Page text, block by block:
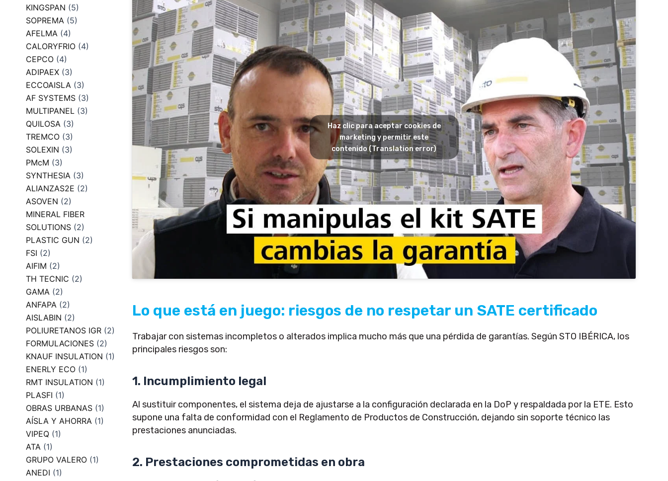
KINGSPAN (5)
SOPREMA (5)
AFELMA (4)
CALORYFRIO (4)
CEPCO (4)
ADIPAEX (3)
ECCOAISLA (3)
AF SYSTEMS (3)
MULTIPANEL (3)
QUILOSA (3)
TREMCO (3)
SOLEXIN (3)
PMcM (3)
SYNTHESIA (3)
ALIANZAS2E (2)
ASOVEN (2)
MINERAL FIBER
SOLUTIONS (2)
PLASTIC GUN (2)
FSI (2)
AIFIM (2)
TH TECNIC (2)
GAMA (2)
ANFAPA (2)
AISLABIN (2)
POLIURETANOS IGR (2)
FORMULACIONES (2)
KNAUF INSULATION (1)
ENERLY ECO (1)
RMT INSULATION (1)
PLASFI (1)
OBRAS URBANAS (1)
AÍSLA Y AHORRA (1)
VIPEQ (1)
ATA (1)
GRUPO VALERO (1)
ANEDI (1)
Haz clic para aceptar cookies de
marketing y permitir este
contenido (Translation error)
Lo que está en juego: riesgos de no respetar un SATE certificado
Trabajar con sistemas incompletos o alterados implica mucho más que una pérdida de garantías. Según STO IBÉRICA, los
principales riesgos son:
1. Incumplimiento legal
Al sustituir componentes, el sistema deja de ajustarse a la configuración declarada en la DoP y respaldada por la ETE. Esto
supone una falta de conformidad con el Reglamento de Productos de Construcción, dejando sin soporte técnico las
prestaciones anunciadas.
2. Prestaciones comprometidas en obra